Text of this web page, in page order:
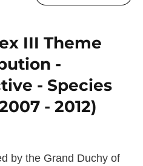
III Theme
-
- Species
- 2012)
by the Grand Duchy of